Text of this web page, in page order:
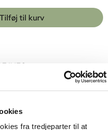
fra tredjeparter til at
Tilføj til kurv
INFO
på børns
både en inspirerende